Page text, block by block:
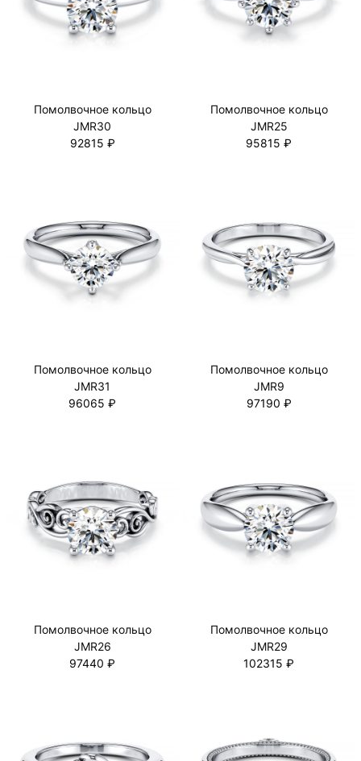
Помолвочное кольцо
JMR30
92815 ₽
Помолвочное кольцо
JMR25
95815 ₽
Помолвочное кольцо
JMR31
96065 ₽
Помолвочное кольцо
JMR9
97190 ₽
Помолвочное кольцо
JMR26
97440 ₽
Помолвочное кольцо
JMR29
102315 ₽